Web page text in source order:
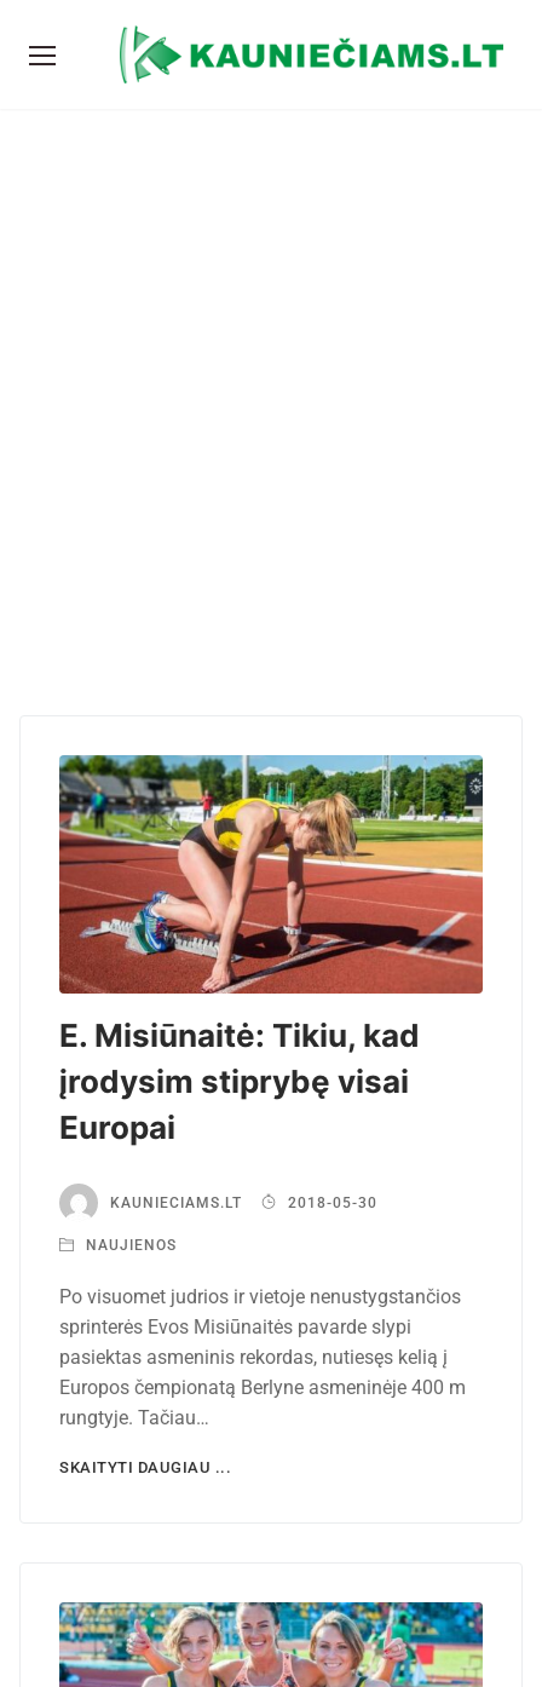
E. Misiūnaitė: Tikiu, kad
įrodysim stiprybę visai
Europai
KAUNIECIAMS.LT 2018-05-30
NAUJIENOS
Po visuomet judrios ir vietoje nenustygstančios
sprinterės Evos Misiūnaitės pavarde slypi
pasiektas asmeninis rekordas, nutiesęs kelią į
Europos čempionatą Berlyne asmeninėje 400 m
rungtyje. Tačiau…
SKAITYTI DAUGIAU ...